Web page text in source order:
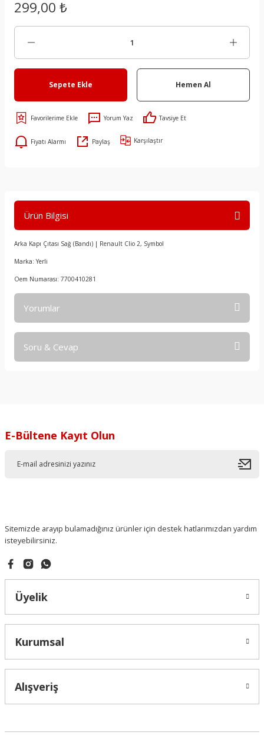
299,00 ₺
Sepete Ekle Hemen Al
Yorum Yaz Tavsiye Et
Fiyatı Alarmı Paylaş Karşılaştır
Ürün Bilgisi
Arka Kapı Çıtası Sağ (Bandı) | Renault Clio 2, Symbol
Marka: Yerli
Oem Numarası: 7700410281
Yorumlar
Soru & Cevap
E-Bültene Kayıt Olun
Sitemizde arayıp bulamadığınız ürünler için destek hatlarımızdan yardım
isteyebilirsiniz.
Üyelik
Kurumsal
Alışveriş